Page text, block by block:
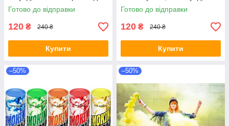
Готово до відправки
120 ₴ 240 ₴
Купити
Чорний Дим
Готово до відправки
120 ₴ 240 ₴
Купити
–50% –50%